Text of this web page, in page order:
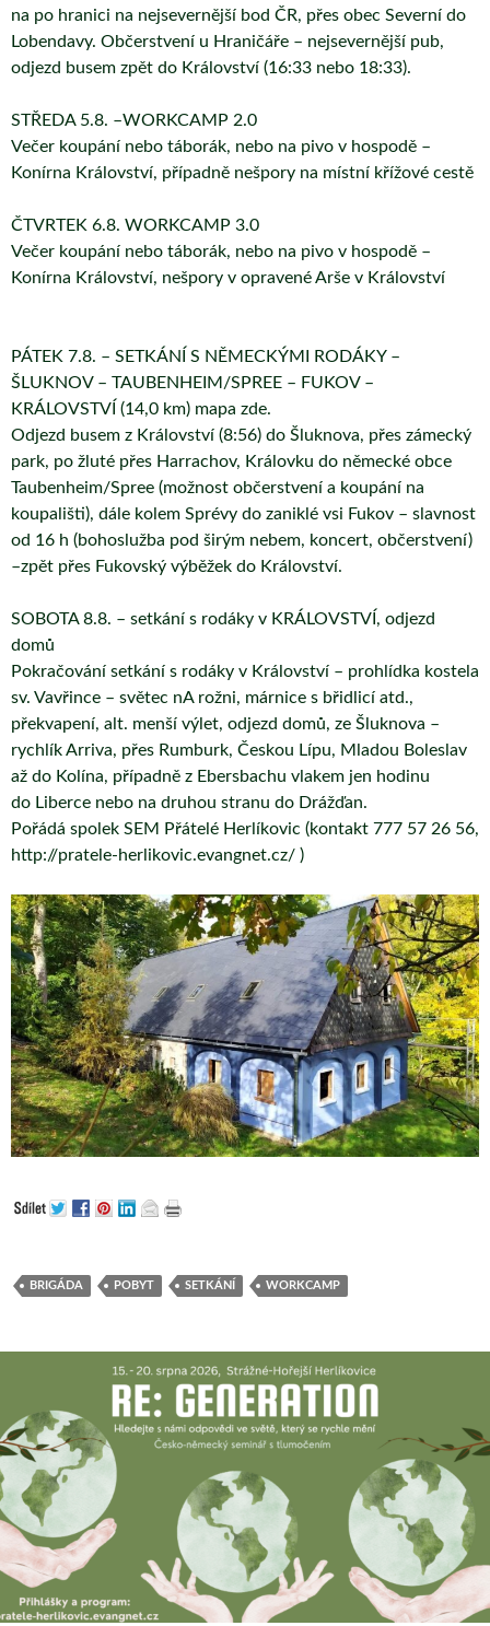
na po hranici na nejsevernější bod ČR, přes obec Severní do
Lobendavy. Občerstvení u Hraničáře – nejsevernější pub,
odjezd busem zpět do Království (16:33 nebo 18:33).
STŘEDA 5.8. –WORKCAMP 2.0
Večer koupání nebo táborák, nebo na pivo v hospodě –
Konírna Království, případně nešpory na místní křížové cestě
ČTVRTEK 6.8. WORKCAMP 3.0
Večer koupání nebo táborák, nebo na pivo v hospodě –
Konírna Království, nešpory v opravené Arše v Království
PÁTEK 7.8. – SETKÁNÍ S NĚMECKÝMI RODÁKY –
ŠLUKNOV – TAUBENHEIM/SPREE – FUKOV –
KRÁLOVSTVÍ (14,0 km) mapa zde.
Odjezd busem z Království (8:56) do Šluknova, přes zámecký
park, po žluté přes Harrachov, Královku do německé obce
Taubenheim/Spree (možnost občerstvení a koupání na
koupališti), dále kolem Sprévy do zaniklé vsi Fukov – slavnost
od 16 h (bohoslužba pod širým nebem, koncert, občerstvení)
–zpět přes Fukovský výběžek do Království.
SOBOTA 8.8. – setkání s rodáky v KRÁLOVSTVÍ, odjezd
domů
Pokračování setkání s rodáky v Království – prohlídka kostela
sv. Vavřince – světec nA rožni, márnice s břidlicí atd.,
překvapení, alt. menší výlet, odjezd domů, ze Šluknova –
rychlík Arriva, přes Rumburk, Českou Lípu, Mladou Boleslav
až do Kolína, případně z Ebersbachu vlakem jen hodinu
do Liberce nebo na druhou stranu do Drážďan.
Pořádá spolek SEM Přátelé Herlíkovic (kontakt 777 57 26 56,
http://pratele-herlikovic.evangnet.cz/ )
BRIGÁDA POBYT SETKÁNÍ WORKCAMP